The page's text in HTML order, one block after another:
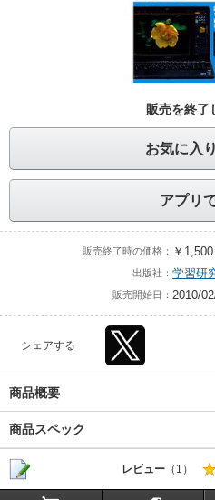
販売を終了
お気に入
アプリ
販売終了時の価格： ￥1,500
出版社： 学習研
販売開始日： 2010/
シェアする
商品概要
商品スペック
レビュー （1）